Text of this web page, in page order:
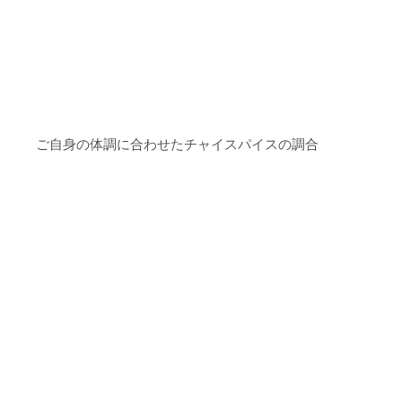
ご自身の体調に合わせたチャイスパイスの調合